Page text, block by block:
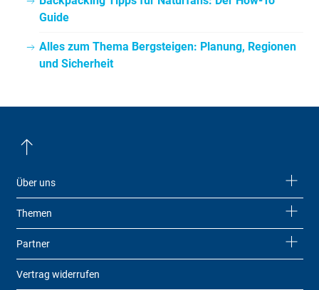
Guide
Alles zum Thema Bergsteigen: Planung, Regionen
und Sicherheit
Über uns
Themen
Partner
Vertrag widerrufen